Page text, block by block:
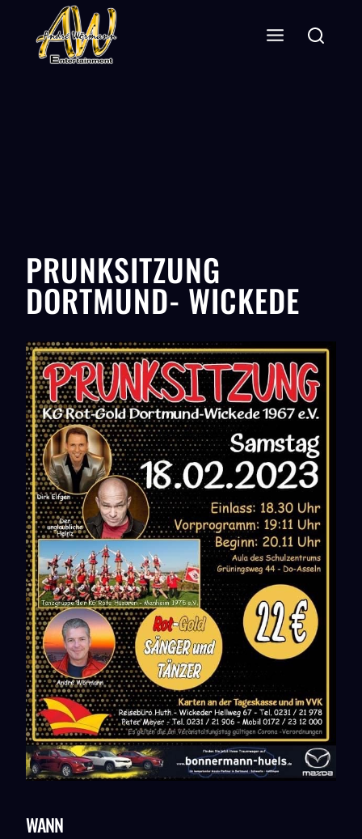
PRUNKSITZUNG
DORTMUND- WICKEDE
WANN